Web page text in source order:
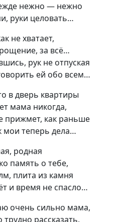
нежно — нежно
руки целовать…
не хватает,
за всё…
рук не отпуская
ей обо всем…
в дверь квартиры
мама никогда,
прижмет, как раньше
мои теперь дела…
родная
память о тебе,
плита из камня
и время не спасло…
очень сильно мама,
трудно рассказать,